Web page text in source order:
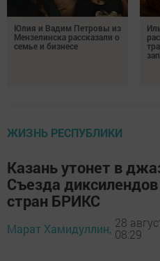
Юлия и Вадим Петровы из
Мензелинска рассказали о
семье и бизнесе
ЖИЗНЬ РЕСПУБЛИКИ
Казань утонет в
Съезда
стран БРИКС
Марат Хамидуллин, 28
08:29